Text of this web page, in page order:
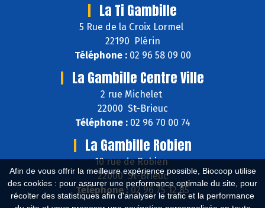
Afin de vous offrir la meilleure expérience possible, Biocoop utilise
des cookies : pour assurer une performance optimale du site, pour
récolter des statistiques afin d'analyser le trafic et la performance
La Ti Gambille
5 Rue de la Croix Lormel
22190 Plérin
Téléphone :02 96 58 09 00
La Gambille Centre Ville
2 rue Michelet
22000 St-Brieuc
Téléphone :02 96 70 00 74
La Gambille Robien
10 rue de Robien
22000 St-Brieuc
Téléphone : 02 96 75 12 85